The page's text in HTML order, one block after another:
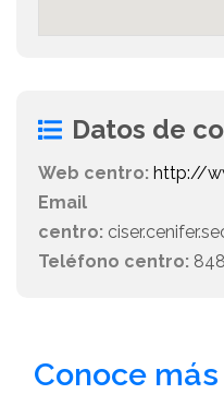
Datos de
Web centro: http://
Email
centro:
Teléfono centro:
Conoce